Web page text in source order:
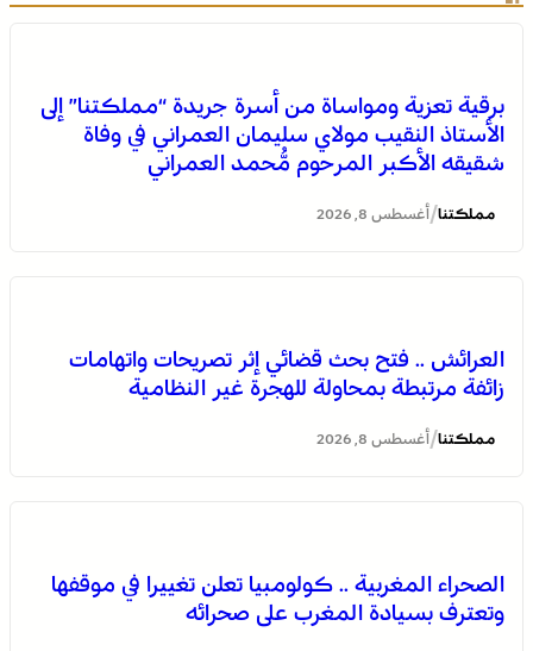
برقية تعزية ومواساة من أسرة جريدة “مملكتنا” إلى
الأستاذ النقيب مولاي سليمان العمراني في وفاة
شقيقه الأكبر المرحوم مُّحمد العمراني
مملكتنا/ أغسطس 8, 2026
العرائش .. فتح بحث قضائي إثر تصريحات واتهامات
زائفة مرتبطة بمحاولة للهجرة غير النظامية
مملكتنا/ أغسطس 8, 2026
الصحراء المغربية .. كولومبيا تعلن تغييرا في موقفها
وتعترف بسيادة المغرب على صحرائه
برقية تعزية ومواساة من أسرة جريدة “مملكتنا” إلى الأستاذ